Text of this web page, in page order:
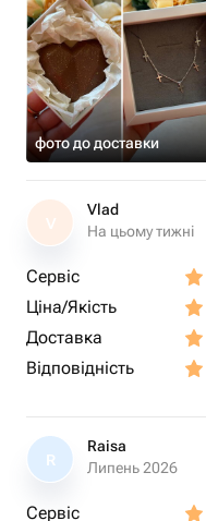
фото до доставки
V
Vlad
На цьому тижні
Сервіс
Ціна/Якість
Доставка
Відповідність
R
Raisa
Липень 2026
Сервіс